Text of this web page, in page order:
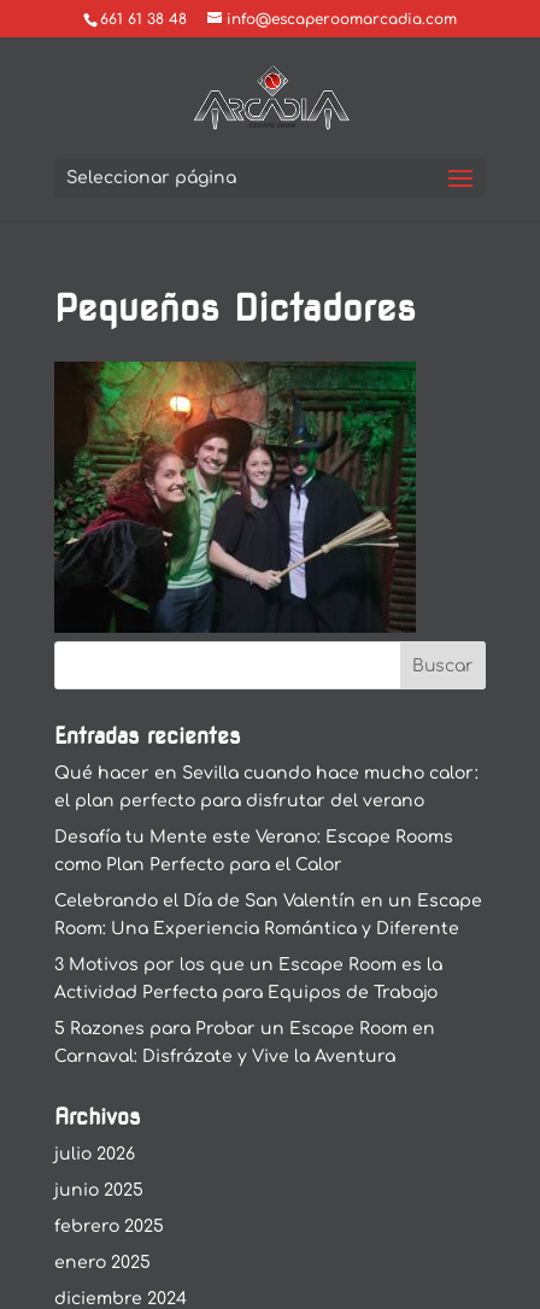
661 61 38 48 info@escaperoomarcadia.com
Seleccionar página
Pequeños Dictadores
Entradas recientes
Qué hacer en Sevilla cuando hace mucho calor:
el plan perfecto para disfrutar del verano
Desafía tu Mente este Verano: Escape Rooms
como Plan Perfecto para el Calor
Celebrando el Día de San Valentín en un Escape
Room: Una Experiencia Romántica y Diferente
3 Motivos por los que un Escape Room es la
Actividad Perfecta para Equipos de Trabajo
5 Razones para Probar un Escape Room en
Carnaval: Disfrázate y Vive la Aventura
Archivos
julio 2026
junio 2025
febrero 2025
enero 2025
diciembre 2024